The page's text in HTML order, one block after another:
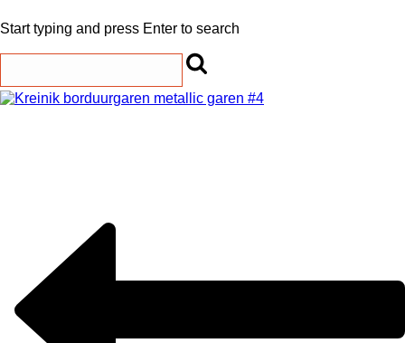
Start typing and press Enter to search